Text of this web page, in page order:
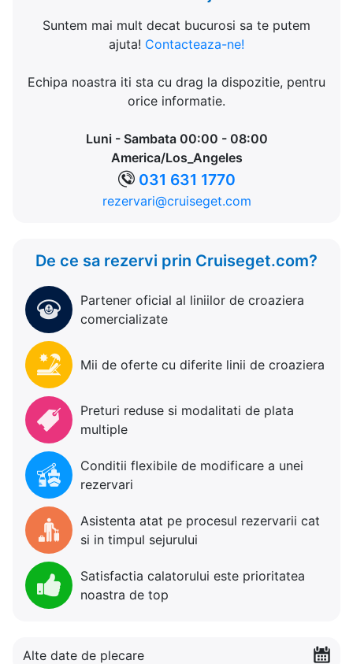
Suntem mai mult decat bucurosi sa te putem
ajuta! Contacteaza-ne!
Echipa noastra iti sta cu drag la dispozitie, pentru
orice informatie.
Luni - Sambata 00:00 - 08:00
America/Los_Angeles
031 631 1770
rezervari@cruiseget.com
De ce sa rezervi prin Cruiseget.com?
Partener oficial al liniilor de croaziera
comercializate
Mii de oferte cu diferite linii de croaziera
Preturi reduse si modalitati de plata
multiple
Conditii flexibile de modificare a unei
rezervari
Asistenta atat pe procesul rezervarii cat
si in timpul sejurului
Satisfactia calatorului este prioritatea
noastra de top
Alte date de plecare